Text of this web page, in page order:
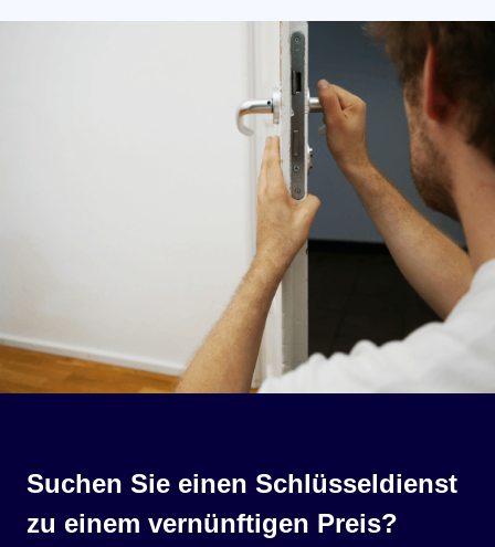
Suchen Sie einen Schlüsseldienst
zu einem vernünftigen Preis?